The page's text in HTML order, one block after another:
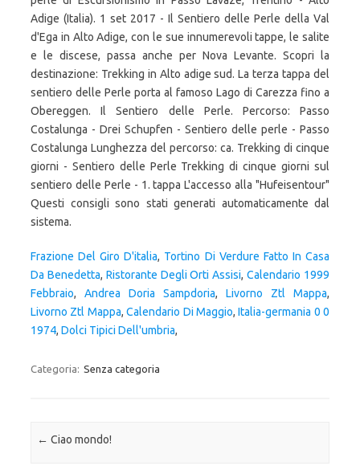
Adige (Italia). 1 set 2017 - Il Sentiero delle Perle della Val
d'Ega in Alto Adige, con le sue innumerevoli tappe, le salite
e le discese, passa anche per Nova Levante. Scopri la
destinazione: Trekking in Alto adige sud. La terza tappa del
sentiero delle Perle porta al famoso Lago di Carezza fino a
Obereggen. Il Sentiero delle Perle. Percorso: Passo
Costalunga - Drei Schupfen - Sentiero delle perle - Passo
Costalunga Lunghezza del percorso: ca. Trekking di cinque
giorni - Sentiero delle Perle Trekking di cinque giorni sul
sentiero delle Perle - 1. tappa L'accesso alla "Hufeisentour"
Questi consigli sono stati generati automaticamente dal
sistema.
Frazione Del Giro D'italia, Tortino Di Verdure Fatto In Casa
Da Benedetta, Ristorante Degli Orti Assisi,Calendario 1999
Febbraio, Andrea Doria Sampdoria, Livorno Ztl Mappa,
Livorno Ztl Mappa,Calendario Di Maggio,Italia-germania 0 0
1974, Dolci Tipici Dell'umbria,
Categoria: Senza categoria
Navigazione articolo
← Ciao mondo!